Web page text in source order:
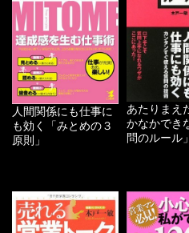
人間関係にも仕事に
も効く「みとめの３
原則」
あたりまえ
かなかでき
問のルール」